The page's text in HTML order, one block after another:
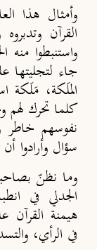
وأمثال هذا
القرآن
واستنبطوا منه
جاء
الملَكة، مَلَكة
كلما تحرك لهم
نفوسهم خاطر
سؤال وأرادوا
وما نظنّ
الجدلي في
هيمنة القرآن
في الرأي،